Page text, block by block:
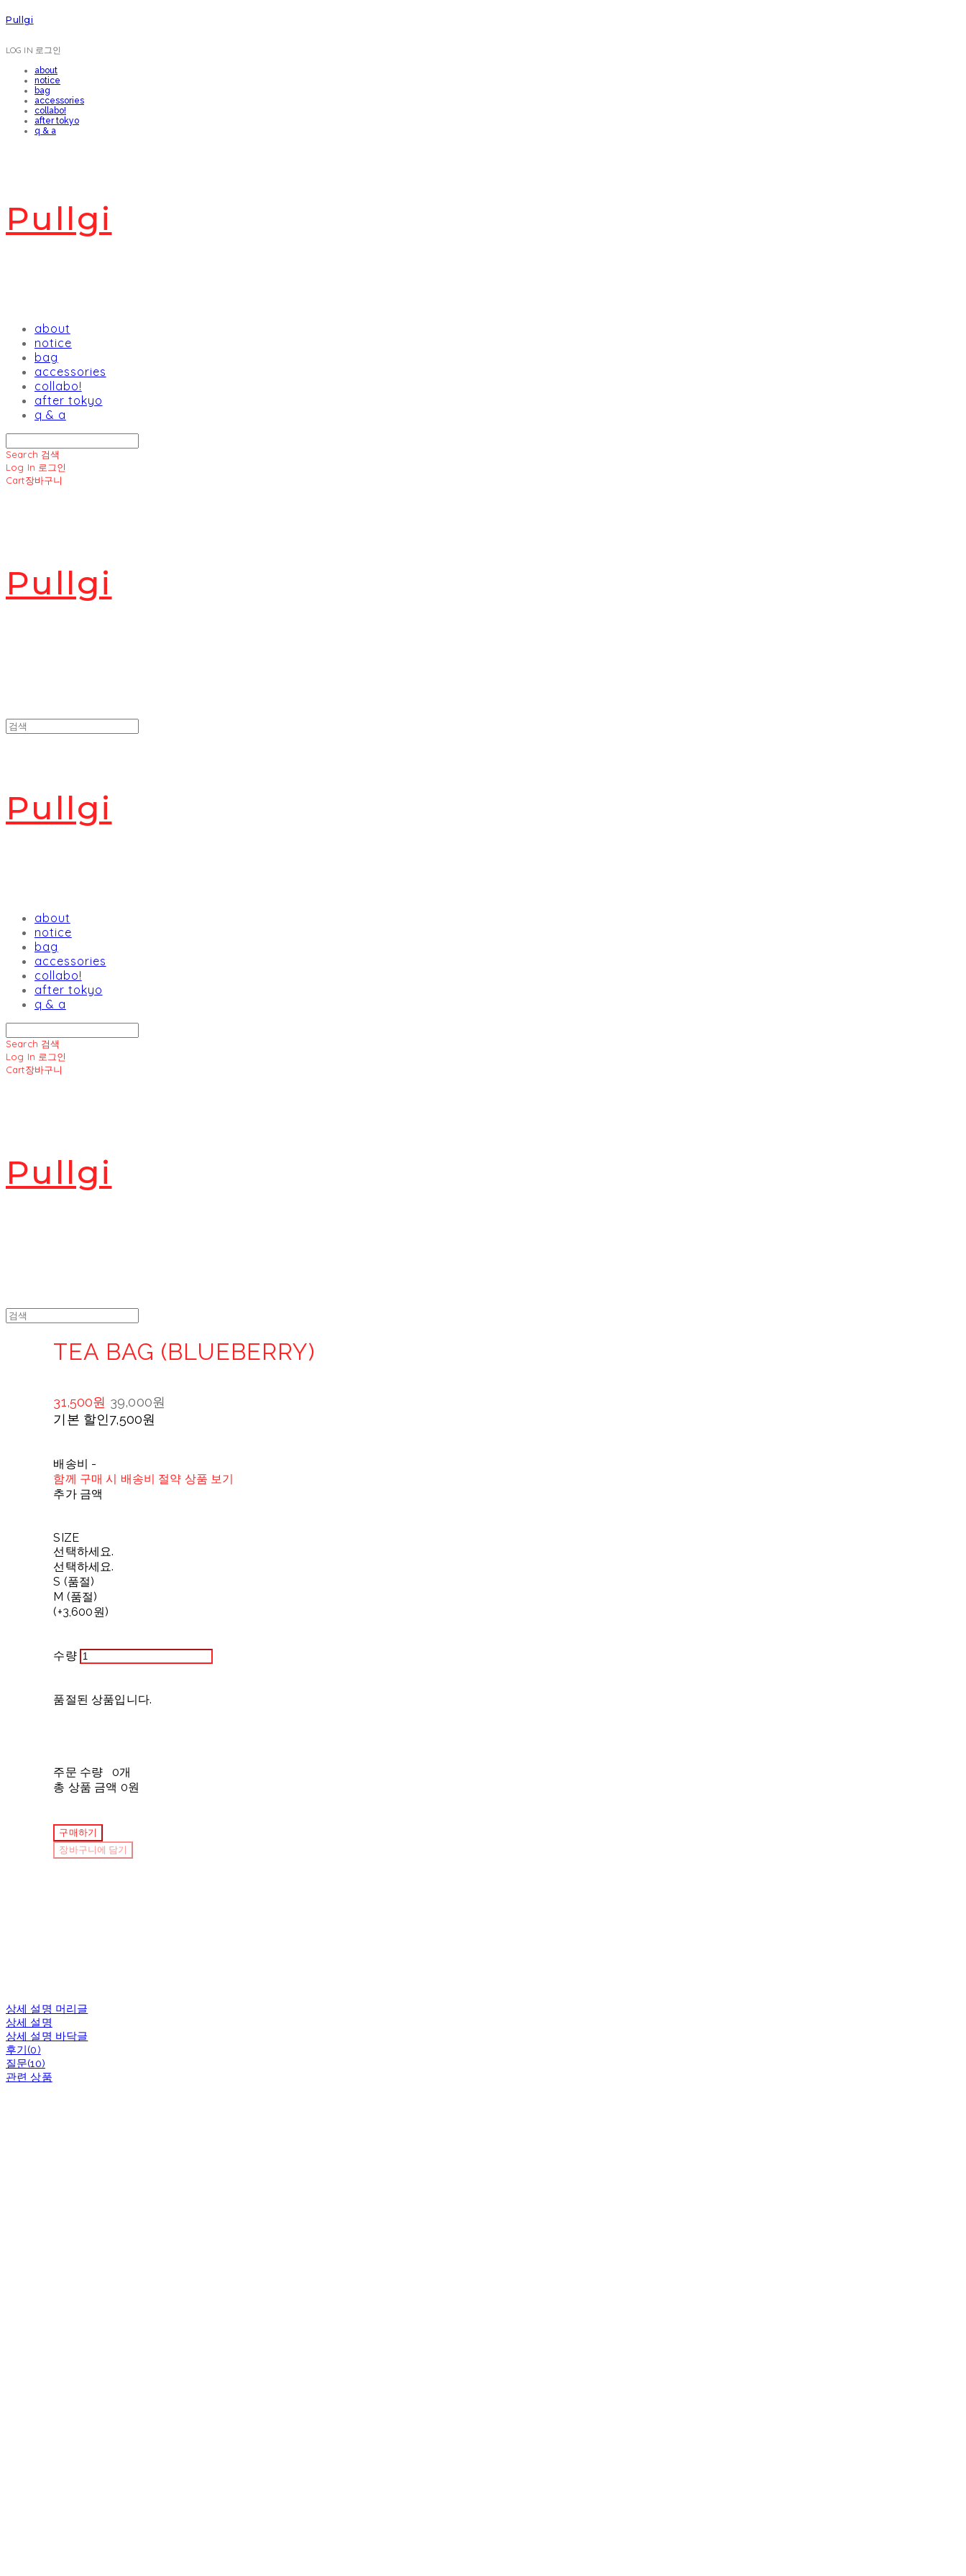
Pullgi
LOG IN 로그인
about
notice
bag
accessories
collabo!
after tokyo
q & a
Pullgi
about
notice
bag
accessories
collabo!
after tokyo
q & a
Search 검색
Log In 로그인
Cart장바구니
Pullgi
Pullgi
about
notice
bag
accessories
collabo!
after tokyo
q & a
Search 검색
Log In 로그인
Cart장바구니
Pullgi
TEA BAG (BLUEBERRY)
31,500원 39,000원
기본 할인7,500원
배송비 -
함께 구매 시 배송비 절약 상품 보기
추가 금액
SIZE
선택하세요.
선택하세요.
S (품절)
M (품절)
(+3,600원)
수량
품절된 상품입니다.
주문 수량
0개
총 상품 금액 0원
구매하기
장바구니에 담기
상세 설명 머리글
상세 설명
상세 설명 바닥글
후기(0)
질문(10)
관련 상품